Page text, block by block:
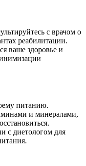
с врачом о
реабилитации.
ваше здоровье и
питанию.
и минералами,
с диетологом для